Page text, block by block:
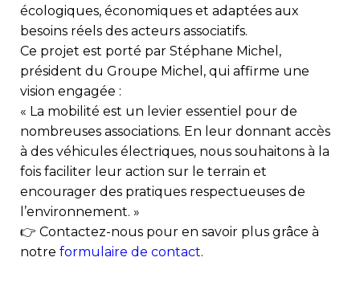
écologiques, économiques et adaptées aux
besoins réels des acteurs associatifs.
Ce projet est porté par Stéphane Michel ,
président du Groupe Michel, qui affirme une
vision engagée :
« La mobilité est un levier essentiel pour de
nombreuses associations. En leur donnant accès
à des véhicules électriques, nous souhaitons à la
fois faciliter leur action sur le terrain et
encourager des pratiques respectueuses de
l’environnement. »
👉 Contactez-nous pour en savoir plus grâce à
notre formulaire de contact.